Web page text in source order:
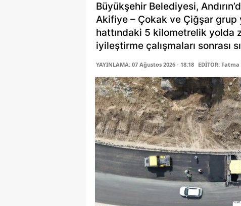
Büyükşehir Belediyesi,
Akifiye – Çokak ve Çiğşar grup
hattındaki 5 kilometrelik yolda
iyileştirme çalışmaları sonrası
YAYINLAMA: 07 Ağustos 2026 - 18:18 EDİTÖR: Fatma